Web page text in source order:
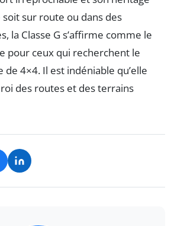
sur route ou dans des
la Classe G s’affirme comme le
pour ceux qui recherchent le
4×4. Il est indéniable qu’elle
des routes et des terrains